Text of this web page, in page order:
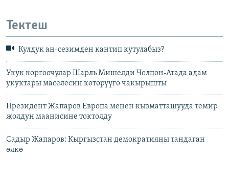
Тектеш
Кулдук аң-сезимден кантип кутулабыз?
Укук коргоочулар Шарль Мишелди Чолпон-Атада адам
укуктары маселесин көтөрүүгө чакырышты
Президент Жапаров Европа менен кызматташууда темир
жолдун маанисине токтолду
Садыр Жапаров: Кыргызстан демократияны тандаган
өлкө